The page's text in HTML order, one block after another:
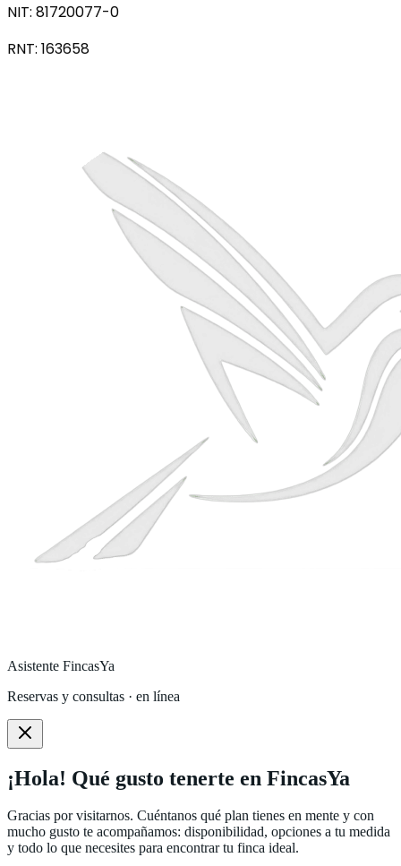
NIT: 81720077-0
RNT: 163658
Asistente FincasYa
Reservas y consultas · en línea
¡Hola! Qué gusto tenerte en FincasYa
Gracias por visitarnos. Cuéntanos qué plan tienes en mente y con
mucho gusto te acompañamos: disponibilidad, opciones a tu medida
y todo lo que necesites para encontrar tu finca ideal.